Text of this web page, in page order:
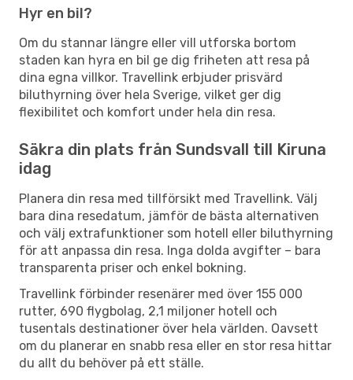
Hyr en bil?
Om du stannar längre eller vill utforska bortom
staden kan hyra en bil ge dig friheten att resa på
dina egna villkor. Travellink erbjuder prisvärd
biluthyrning över hela Sverige, vilket ger dig
flexibilitet och komfort under hela din resa.
Säkra din plats från Sundsvall till Kiruna
idag
Planera din resa med tillförsikt med Travellink. Välj
bara dina resedatum, jämför de bästa alternativen
och välj extrafunktioner som hotell eller biluthyrning
för att anpassa din resa. Inga dolda avgifter – bara
transparenta priser och enkel bokning.
Travellink förbinder resenärer med över 155 000
rutter, 690 flygbolag, 2,1 miljoner hotell och
tusentals destinationer över hela världen. Oavsett
om du planerar en snabb resa eller en stor resa hittar
du allt du behöver på ett ställe.